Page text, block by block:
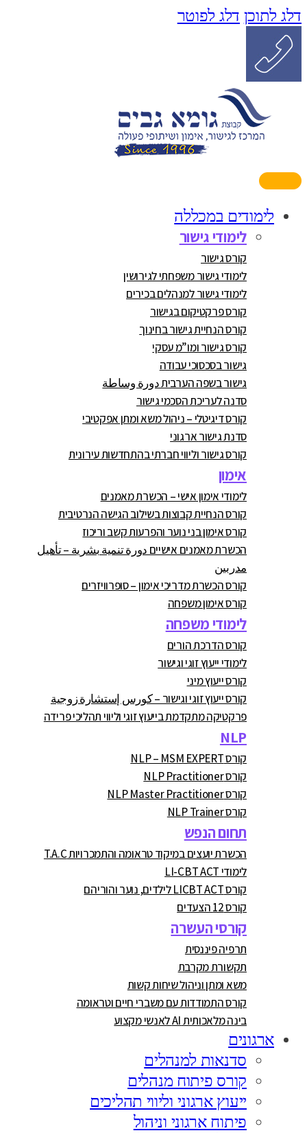
דלג לתוכן דלג לפוטר
לימודים במכללה
לימודי גישור
קורס גישור
לימודי גישור משפחתי לגירושין
לימודי גישור למנהלים בכירים
קורס פרקטיקום בגישור
קורס הנחיית גישור בחינוך
קורס גישור ומו”מ עסקי
גישור בסכסוכי עבודה
גישור בשפה הערבית دورة وساطة
סדנה לעריכת הסכמי גישור
קורס דיגיטלי – ניהול משא ומתן אפקטיבי
סדנת גישור ארגוני
קורס גישור וליווי חברתי בהתחדשות עירונית
אימון
לימודי אימון אישי – הכשרת מאמנים
קורס הנחיית קבוצות בשילוב הגישה הנרטיבית
קורס אימון בני נוער והפרעות קשב וריכוז
הכשרת מאמנים אישיים دورة تنمية بشرية – تأهيل
مدربين
קורס הכשרת מדריכי אימון – סופרוויזרים
קורס אימון משפחה
לימודי משפחה
קורס הדרכת הורים
לימודי ייעוץ זוגי וגישור
קורס ייעוץ מיני
קורס ייעוץ זוגי וגישור – كورس إستشارة زوجية
פרקטיקה מתקדמת בייעוץ זוגי וליווי תהליכי פרידה
NLP
קורס NLP – MSM EXPERT
קורס NLP Practitioner
קורס NLP Master Practitioner
קורס NLP Trainer
תחום הנפש
הכשרת יועצים במיקוד טראומה והתמכרויות T.A.C
לימודי LI-CBT ACT
קורס LICBT ACT לילדים, נוער והוריהם
קורס 12 הצעדים
קורסי העשרה
תרפיה פיננסית
תקשורת מקרבת
משא ומתן וניהול שיחות קשות
קורס התמודדות עם משברי חיים וטראומה
בינה מלאכותית AI לאנשי מקצוע
ארגונים
סדנאות למנהלים
קורס פיתוח מנהלים
ייעוץ ארגוני וליווי תהליכים
פיתוח ארגוני וניהול